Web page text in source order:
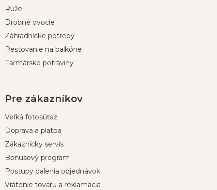
Ruže
Drobné ovocie
Záhradnícke potreby
Pestovanie na balkóne
Farmárske potraviny
Pre zákazníkov
Veľká fotosúťaž
Doprava a platba
Zákaznícky servis
Bonusový program
Postupy balenia objednávok
Vrátenie tovaru a reklamácia